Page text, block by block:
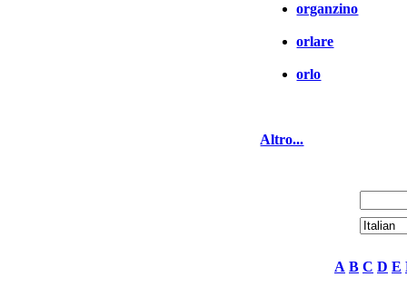
organzino
orlare
orlo
Altro...
A B C D E